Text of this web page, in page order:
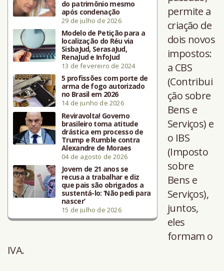
do patrimônio mesmo
após condenação
29 de julho de 2026
Modelo de Petição para a
localização do Réu via
SisbaJud, SerasaJud,
RenaJud e InfoJud
13 de fevereiro de 2024
5 profissões com porte de
arma de fogo autorizado
no Brasil em 2026
14 de junho de 2026
Reviravolta! Governo
brasileiro toma atitude
drástica em processo de
Trump e Rumble contra
Alexandre de Moraes
04 de agosto de 2026
Jovem de 21 anos se
recusa a trabalhar e diz
que pais são obrigados a
sustentá-lo: ‘Não pedi para
nascer’
15 de julho de 2026
permite a
criação de
dois novos
impostos:
a CBS
(Contribui
ção sobre
Bens e
Serviços) e
o IBS
(Imposto
sobre
Bens e
Serviços),
juntos,
eles
formam o
IVA.